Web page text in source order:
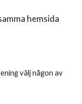
hemsida
välj någon av